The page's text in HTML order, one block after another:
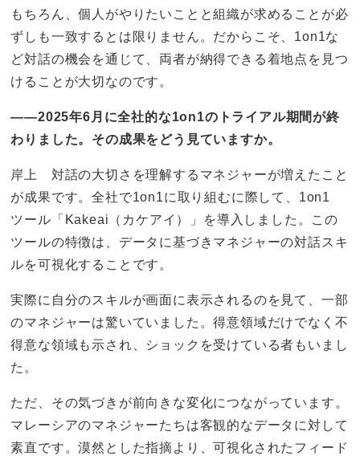
もちろん、個人がやりたいことと組織が求めることが必
ずしも一致するとは限りません。だからこそ、1on1な
ど対話の機会を通じて、両者が納得できる着地点を見つ
けることが大切なのです。
——2025年6月に全社的な1on1のトライアル期間が終
わりました。その成果をどう見ていますか。
岸上 対話の大切さを理解するマネジャーが増えたこと
が成果です。全社で1on1に取り組むに際して、1on1
ツール「Kakeai（カケアイ）」を導入しました。この
ツールの特徴は、データに基づきマネジャーの対話スキ
ルを可視化することです。
実際に自分のスキルが画面に表示されるのを見て、一部
のマネジャーは驚いていました。得意領域だけでなく不
得意な領域も示され、ショックを受けている者もいまし
た。
ただ、その気づきが前向きな変化につながっています。
マレーシアのマネジャーたちは客観的なデータに対して
素直です。漠然とした指摘より、可視化されたフィード